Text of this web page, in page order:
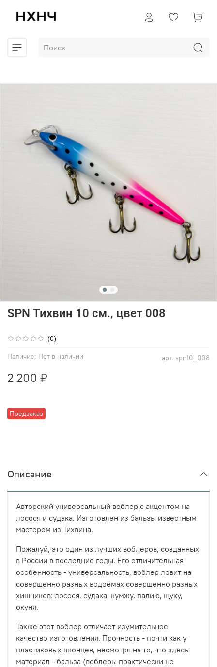
(0)
арт. spn10_008
Наличие: Нет в наличии
Предзаказ
SPN Тихвин 10 см., цвет 008
2 200 ₽
Описание
Авторский универсальный воблер с акцентом на
лосося и судака. Изготовлен из бальзы известным
мастером из Тихвина.
Пожалуй, это один из лучших воблеров, созданных
в России в последние годы. Его отличительная
особенность - универсальность, воблер ловит на
совершенно разных водоёмах совершенно разных
хищников: лосося, судака, кумжу, палию, щуку,
окуня.
Также этот воблер отличает изумительное
качество изготовления. Прочность - почти как у
пластиковых японцев, несмотря на то, что здесь
материал - бальза (воблеры практически не